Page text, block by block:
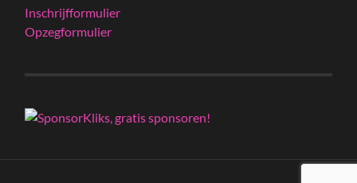
Inschrijfformulier
Opzegformulier